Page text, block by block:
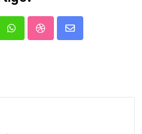
WhatsappStumbleUpon
Share